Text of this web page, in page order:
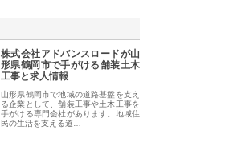
株式会社アドバンスロードが山
形県鶴岡市で手がける舗装土木
工事と求人情報
山形県鶴岡市で地域の道路基盤を支え
る企業として、舗装工事や土木工事を
手がける専門会社があります。地域住
民の生活を支える道…